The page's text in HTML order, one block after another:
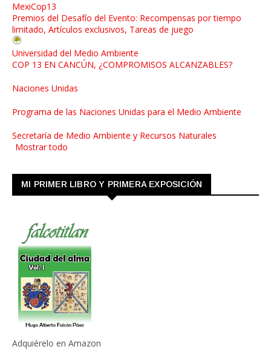
MexiCop13
Premios del Desafío del Evento: Recompensas por tiempo
limitado, Artículos exclusivos, Tareas de juego
Universidad del Medio Ambiente
COP 13 EN CANCÚN, ¿COMPROMISOS ALCANZABLES?
Naciones Unidas
Programa de las Naciones Unidas para el Medio Ambiente
Secretaría de Medio Ambiente y Recursos Naturales
Mostrar todo
MI PRIMER LIBRO Y PRIMERA EXPOSICIÓN
Adquiérelo en Amazon